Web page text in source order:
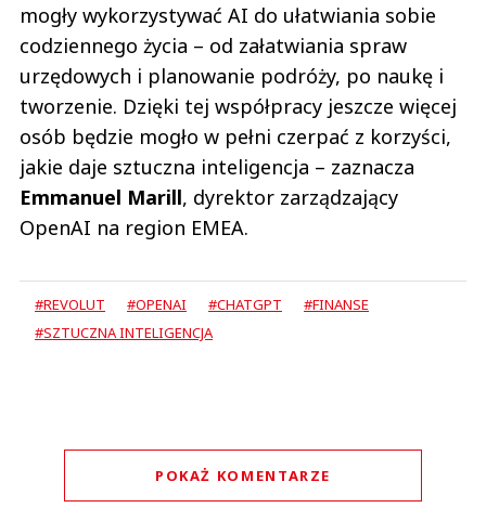
mogły wykorzystywać AI do ułatwiania sobie
codziennego życia – od załatwiania spraw
urzędowych i planowanie podróży, po naukę i
tworzenie. Dzięki tej współpracy jeszcze więcej
osób będzie mogło w pełni czerpać z korzyści,
jakie daje sztuczna inteligencja – zaznacza
Emmanuel Marill, dyrektor zarządzający
OpenAI na region EMEA.
#REVOLUT #OPENAI #CHATGPT
#FINANSE
#SZTUCZNA INTELIGENCJA
POKAŻ KOMENTARZE